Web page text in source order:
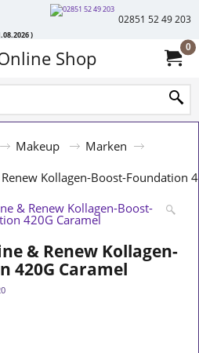
)
02851 52 49 203
Shop 0
Makeup
Marken
Kollagen-Boost-Foundation
& Renew Kollagen-
420G Caramel